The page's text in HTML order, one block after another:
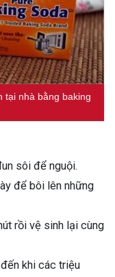
tại nhà bằng baking
sôi để nguội.
để bôi lên những
rồi vệ sinh lại cùng
khi các triệu